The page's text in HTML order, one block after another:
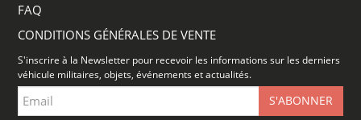
FAQ
CONDITIONS GÉNÉRALES DE VENTE
S'inscrire à la Newsletter pour recevoir les informations sur les derniers
véhicule militaires, objets, événements et actualités.